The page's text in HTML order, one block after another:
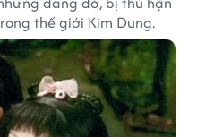
thế giới Kim Dung.